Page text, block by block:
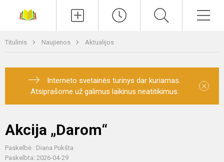
Titulinis Naujienos Aktualijos
Interneto svetainės turinys dar kuriamas.
Atsiprašome už galimus laikinus neatitikimus.
×
Akcija „Darom“
Paskelbė : Diana Pukšta
Paskelbta: 2026-04-29